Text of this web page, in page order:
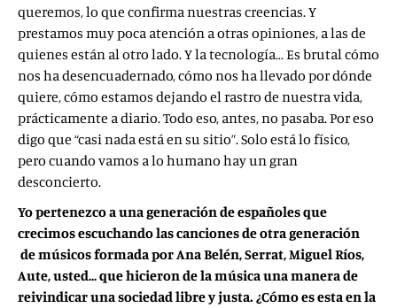
queremos, lo que confirma nuestras creencias. Y
prestamos muy poca atención a otras opiniones, a las de
quienes están al otro lado. Y la tecnología… Es brutal cómo
nos ha desencuadernado, cómo nos ha llevado por dónde
quiere, cómo estamos dejando el rastro de nuestra vida,
prácticamente a diario. Todo eso, antes, no pasaba. Por eso
digo que “casi nada está en su sitio”. Solo está lo físico,
pero cuando vamos a lo humano hay un gran
desconcierto.
Yo pertenezco a una generación de españoles que
crecimos escuchando las canciones de otra generación
de músicos formada por Ana Belén, Serrat, Miguel Ríos,
Aute, usted… que hicieron de la música una manera de
reivindicar una sociedad libre y justa. ¿Cómo es esta en la